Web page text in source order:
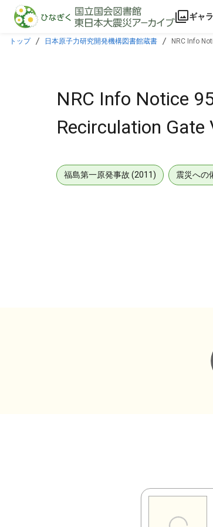
本文に飛ぶ
ギャ
トップ 日本原子力研究開発機構図書館蔵書 NRC Info
NRC Info Notice
Recirculation Gate
福島第一原発事故 (2011) 震災への